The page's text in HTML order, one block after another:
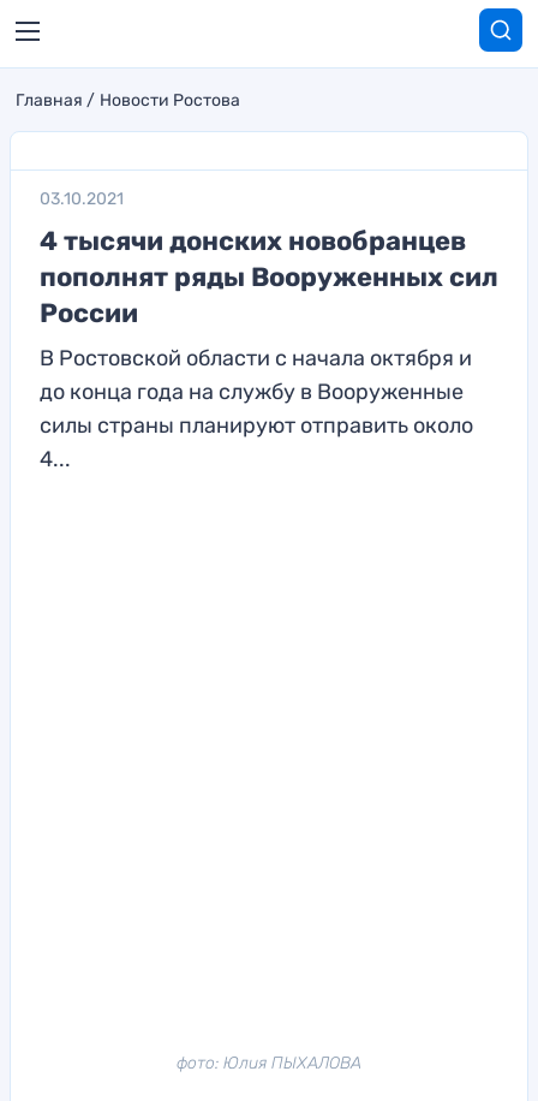
Главная Новости Ростова
03.10.2021
4 тысячи донских новобранцев
пополнят ряды Вооруженных сил
России
В Ростовской области с начала октября и
до конца года на службу в Вооруженные
силы страны планируют отправить около
4...
фото: Юлия ПЫХАЛОВА